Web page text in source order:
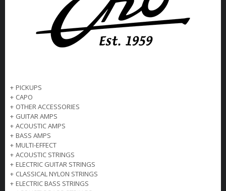
KONTAKT
+ PICKUPS
+ CAPO
+ OTHER ACCESSORIES
+ GUITAR AMPS
+ ACOUSTIC AMPS
+ BASS AMPS
+ MULTI-EFFECT
+ ACOUSTIC STRINGS
+ ELECTRIC GUITAR STRINGS
+ CLASSICAL NYLON STRINGS
+ ELECTRIC BASS STRINGS